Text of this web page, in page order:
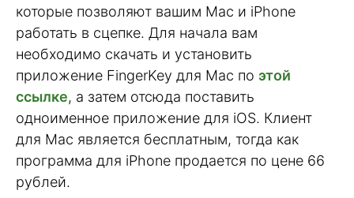
которые позволяют вашим Mac и iPhone
работать в сцепке. Для начала вам
необходимо скачать и установить
приложение FingerKey для Mac по этой
ссылке, а затем отсюда поставить
одноименное приложение для iOS. Клиент
для Mac является бесплатным, тогда как
программа для iPhone продается по цене 66
рублей.